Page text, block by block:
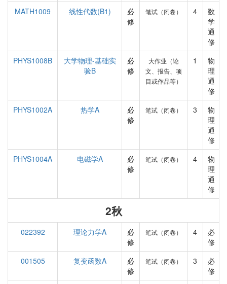
MATH1009
线性代数(B1)
必
修
笔试（闭卷） 4
数
学
通
修
PHYS1008B
大学物理-基础实
验B
必
修
大作业（论
文、报告、项
目或作品等）
1
物
理
通
修
PHYS1002A
热学A
必
修
笔试（闭卷） 3
物
理
通
修
PHYS1004A
电磁学A
必
修
笔试（闭卷） 4
物
理
通
修
2秋
022392 理论力学A
必
修
笔试（闭卷） 4
必
修
001505
复变函数A
必
修
笔试（闭卷） 3
必
修